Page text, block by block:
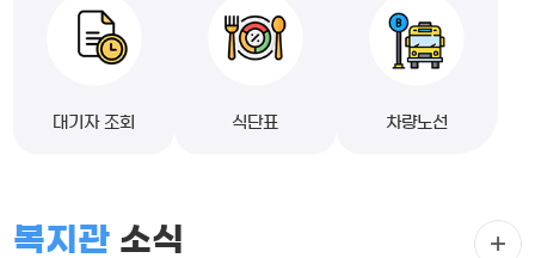
대기자 조회 식단표 차량노선
복지관 소식